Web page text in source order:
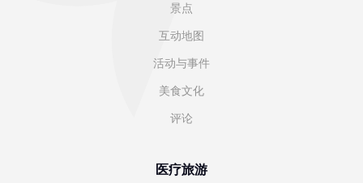
景点
互动地图
活动与事件
美食文化
评论
医疗旅游